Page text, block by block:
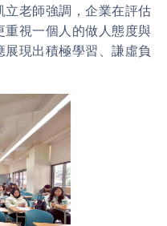
老師強調，企業在評估
視一個人的做人態度與
現出積極學習、謙虛負